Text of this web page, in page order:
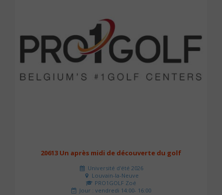
20613 Un après midi de découverte du golf
Université d'été 2026
Louvain-la-Neuve
PRO1GOLF Zoé
Jour : vendredi 14:00- 16:00